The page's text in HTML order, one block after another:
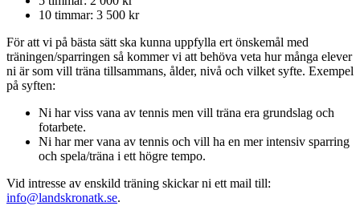
10 timmar: 3 500 kr
För att vi på bästa sätt ska kunna uppfylla ert önskemål med
träningen/sparringen så kommer vi att behöva veta hur många elever
ni är som vill träna tillsammans, ålder, nivå och vilket syfte. Exempel
på syften:
Ni har viss vana av tennis men vill träna era grundslag och
fotarbete.
Ni har mer vana av tennis och vill ha en mer intensiv sparring
och spela/träna i ett högre tempo.
Vid intresse av enskild träning skickar ni ett mail till:
info@landskronatk.se.